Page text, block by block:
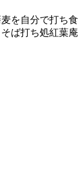
を自分で打ち食
ば打ち処紅葉庵